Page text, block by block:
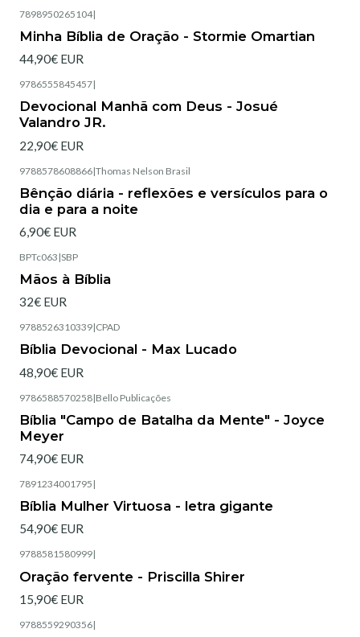
7898950265104|
Minha Bíblia de Oração - Stormie Omartian
44,90€ EUR
9786555845457|
Devocional Manhã com Deus - Josué
Valandro JR.
22,90€ EUR
9788578608866|Thomas Nelson Brasil
Bênção diária - reflexões e versículos para o
dia e para a noite
6,90€ EUR
BPTc063 |SBP
Mãos à Bíblia
32€ EUR
9788526310339|CPAD
Bíblia Devocional - Max Lucado
48,90€ EUR
9786588570258|Bello Publicações
Bíblia "Campo de Batalha da Mente" - Joyce
Meyer
74,90€ EUR
7891234001795 |
Bíblia Mulher Virtuosa - letra gigante
54,90€ EUR
9788581580999|
Oração fervente - Priscilla Shirer
15,90€ EUR
9788559290356|